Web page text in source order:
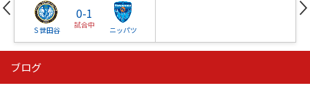
Ｓ世田谷
0-1
試合中
ニッパツ
ニッパツ 石人の星
ブログ